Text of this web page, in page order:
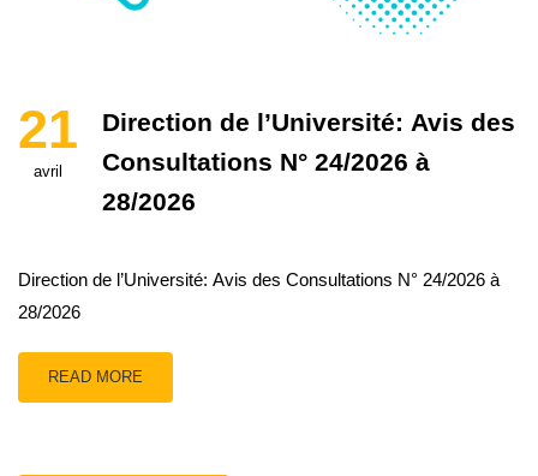
21
avril
Direction de l’Université: Avis des
Consultations N° 24/2026 à
28/2026
Direction de l’Université: Avis des Consultations N° 24/2026 à
28/2026
READ MORE